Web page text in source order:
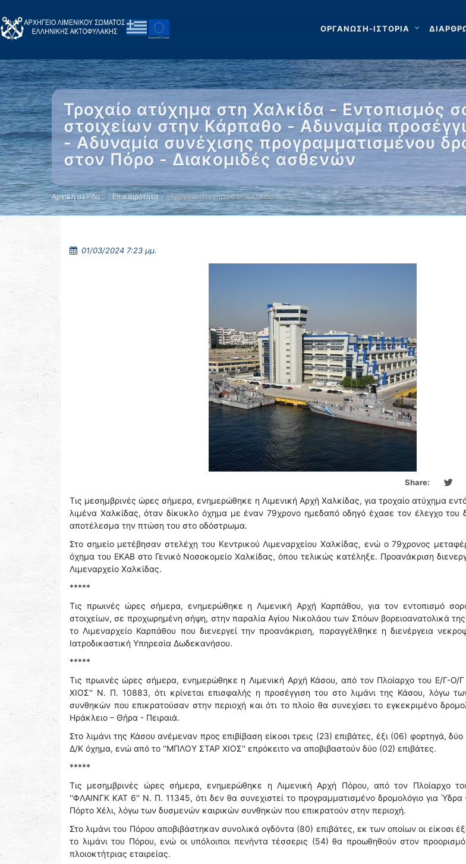
ΟΡΓΑΝΩΣΗ-ΙΣΤΟΡΙΑ
Τροχαίο ατύχημα στη Χαλκίδα - Εντοπισμός
στοιχείων στην Κάρπαθο - Αδυναμία
- Αδυναμία συνέχισης προγραμματισμένου
στον Πόρο - Διακομιδές ασθενών
Αρχική σελίδα Επικαιρότητα Τροχαίο ατύχημα στη Χαλκίδα …
01/03/2024 7:23 μμ.
Share:
Τις μεσημβρινές ώρες σήμερα, ενημερώθηκε η Λιμενική Αρχή Χαλκίδας, για τροχαίο ατύχημα
λιμένα Χαλκίδας, όταν δίκυκλο όχημα με έναν 79χρονο ημεδαπό οδηγό έχασε τον έλεγχο του
αποτέλεσμα την πτώση του στο οδόστρωμα.
Στο σημείο μετέβησαν στελέχη του Κεντρικού Λιμεναρχείου Χαλκίδας, ενώ ο 79χρονος
όχημα του ΕΚΑΒ στο Γενικό Νοσοκομείο Χαλκίδας, όπου τελικώς κατέληξε. Προανάκριση
Λιμεναρχείο Χαλκίδας.
*****
Τις πρωινές ώρες σήμερα, ενημερώθηκε η Λιμενική Αρχή Καρπάθου, για τον εντοπισμό
στοιχείων, σε προχωρημένη σήψη, στην παραλία Αγίου Νικολάου των Σπόων βορειοανατολικά
το Λιμεναρχείο Καρπάθου που διενεργεί την προανάκριση, παραγγέλθηκε η διενέργεια
Ιατροδικαστική Υπηρεσία Δωδεκανήσου.
*****
Τις πρωινές ώρες σήμερα, ενημερώθηκε η Λιμενική Αρχή Κάσου, από τον Πλοίαρχο του Ε/Γ-
ΧΙΟΣ'' Ν. Π. 10883, ότι κρίνεται επισφαλής η προσέγγιση του στο λιμάνι της Κάσου, λόγω
συνθηκών που επικρατούσαν στην περιοχή και ότι το πλοίο θα συνεχίσει το εγκεκριμένο
Ηράκλειο – Θήρα - Πειραιά.
Στο λιμάνι της Κάσου ανέμεναν προς επιβίβαση είκοσι τρεις (23) επιβάτες, έξι (06) φορτηγά,
Δ/Κ όχημα, ενώ από το ''ΜΠΛΟΥ ΣΤΑΡ ΧΙΟΣ'' επρόκειτο να αποβιβαστούν δύο (02) επιβάτες.
*****
Τις μεσημβρινές ώρες σήμερα, ενημερώθηκε η Λιμενική Αρχή Πόρου, από τον Πλοίαρχο
''ΦΛΑΙΝΓΚ ΚΑΤ 6'' Ν. Π. 11345, ότι δεν θα συνεχιστεί το προγραμματισμένο δρομολόγιο για Ύδρα
Πόρτο Χέλι, λόγω των δυσμενών καιρικών συνθηκών που επικρατούν στην περιοχή.
Στο λιμάνι του Πόρου αποβιβάστηκαν συνολικά ογδόντα (80) επιβάτες, εκ των οποίων οι είκοσι
το λιμάνι του Πόρου, ενώ οι υπόλοιποι πενήντα τέσσερις (54) θα προωθηθούν στον
πλοιοκτήτριας εταιρείας.